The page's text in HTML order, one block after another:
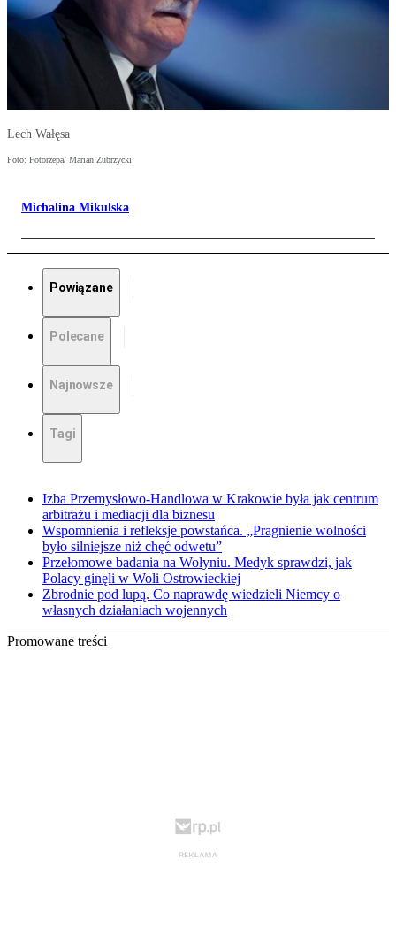
Lech Wałęsa
Foto: Fotorzepa/ Marian Zubrzycki
Michalina Mikulska
Powiązane
Polecane
Najnowsze
Tagi
Izba Przemysłowo-Handlowa w Krakowie była jak centrum
arbitrażu i mediacji dla biznesu
Wspomnienia i refleksje powstańca. „Pragnienie wolności
było silniejsze niż chęć odwetu”
Przełomowe badania na Wołyniu. Medyk sprawdzi, jak
Polacy ginęli w Woli Ostrowieckiej
Zbrodnie pod lupą. Co naprawdę wiedzieli Niemcy o
własnych działaniach wojennych
Promowane treści